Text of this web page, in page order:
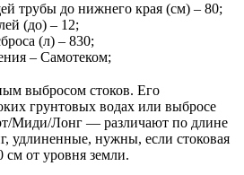
трубы до нижнего края (см) – 80;
(до) – 12;
(л) – 830;
– Самотеком;
выбросом стоков. Его
грунтовых водах или выбросе
Миди/Лонг — различают по длине
удлиненные, нужны, если стоковая
см от уровня земли.